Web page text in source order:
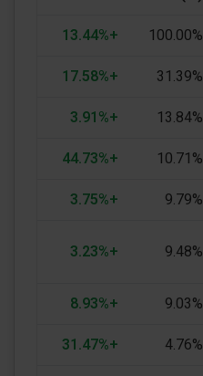
100.00%
+13.44%
31.39%
+17.58%
13.84%
+3.91%
10.71%
+44.73%
9.79%
+3.75%
9.48%
+3.23%
9.03%
+8.93%
4.76%
+31.47%